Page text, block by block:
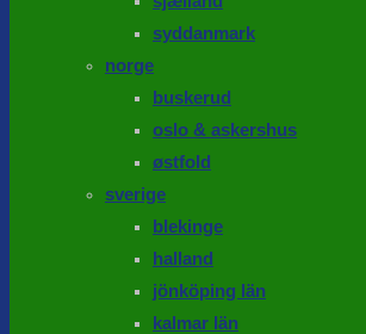
syddanmark
norge
buskerud
oslo & askershus
østfold
sverige
blekinge
halland
jönköping län
kalmar län